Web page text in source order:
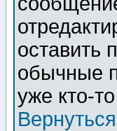
оставить
обычные
уже кто-